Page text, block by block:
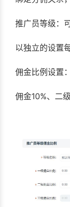
推广员等级：
以独立的设置
佣金比例设置
佣金10%、二